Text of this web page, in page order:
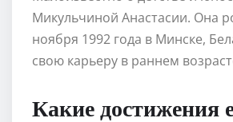
Микульчиной Анастасии. Она
ноября 1992 года в Минске,
свою карьеру в раннем
Какие достижения